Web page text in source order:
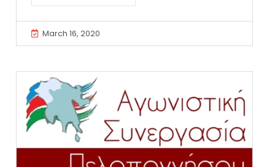
March 16, 2020